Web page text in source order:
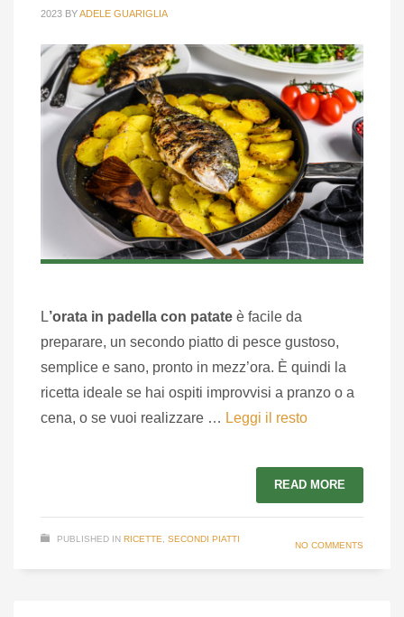
2023 BYADELE GUARIGLIA
L’orata in padella con patate è facile da
preparare, un secondo piatto di pesce gustoso,
semplice e sano, pronto in mezz’ora. È quindi la
ricetta ideale se hai ospiti improvvisi a pranzo o a
cena, o se vuoi realizzare … Leggi il resto
READ MORE
PUBLISHED IN RICETTE SECONDI PIATTI
NO COMMENTS